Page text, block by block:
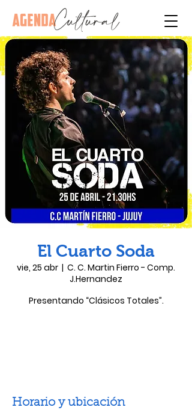
El Cuarto Soda
vie, 25 abr
  |
C. C. Martin Fierro - Comp.
J.Hernandez
Presentando “Clásicos Totales”.
Horario y ubicación